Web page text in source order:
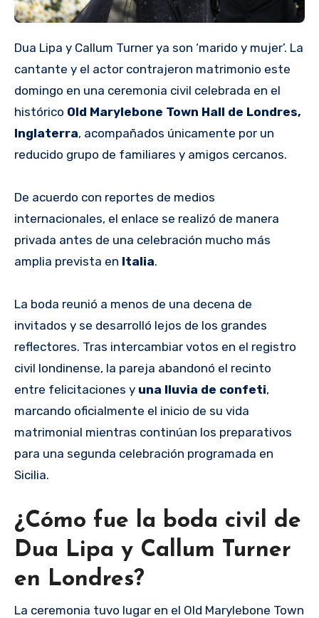
Dua Lipa y Callum Turner ya son ‘marido y mujer’. La
cantante y el actor contrajeron matrimonio este
domingo en una ceremonia civil celebrada en el
histórico Old Marylebone Town Hall de Londres,
Inglaterra, acompañados únicamente por un
reducido grupo de familiares y amigos cercanos.
De acuerdo con reportes de medios
internacionales, el enlace se realizó de manera
privada antes de una celebración mucho más
amplia prevista en Italia.
La boda reunió a menos de una decena de
invitados y se desarrolló lejos de los grandes
reflectores. Tras intercambiar votos en el registro
civil londinense, la pareja abandonó el recinto
entre felicitaciones y una lluvia de confeti,
marcando oficialmente el inicio de su vida
matrimonial mientras continúan los preparativos
para una segunda celebración programada en
Sicilia.
¿Cómo fue la boda civil de
Dua Lipa y Callum Turner
en Londres?
La ceremonia tuvo lugar en el Old Marylebone Town